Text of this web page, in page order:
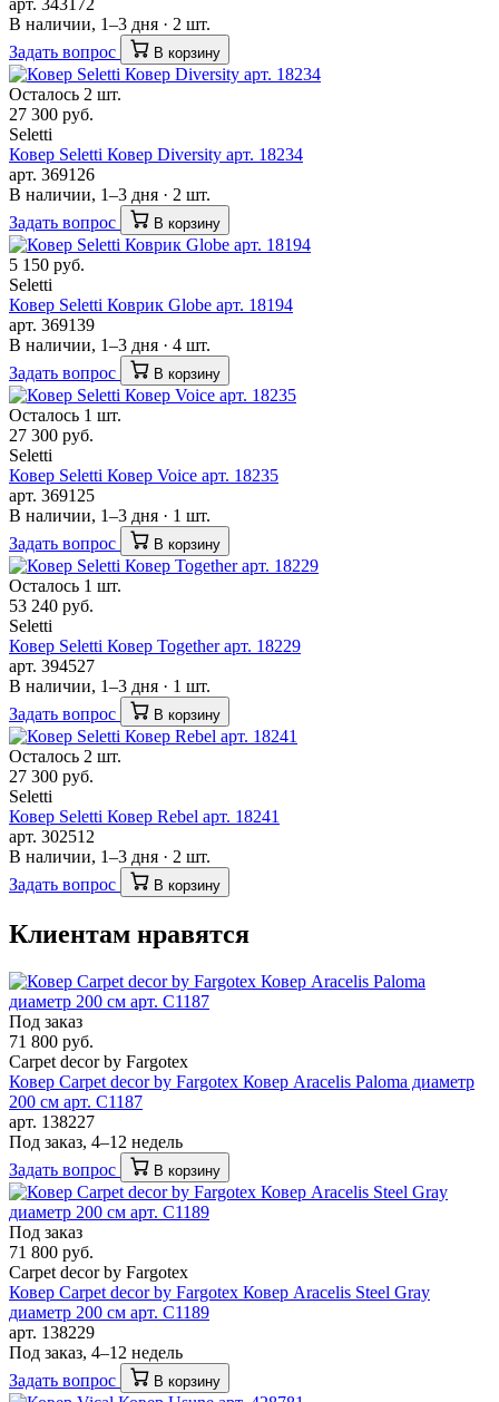
арт. 343172
В наличии, 1–3 дня · 2 шт.
Задать вопрос
В корзину
Осталось 2 шт.
27 300 руб.
Seletti
Ковер Seletti Ковер Diversity арт. 18234
арт. 369126
В наличии, 1–3 дня · 2 шт.
Задать вопрос
В корзину
5 150 руб.
Seletti
Ковер Seletti Коврик Globe арт. 18194
арт. 369139
В наличии, 1–3 дня · 4 шт.
Задать вопрос
В корзину
Осталось 1 шт.
27 300 руб.
Seletti
Ковер Seletti Ковер Voice арт. 18235
арт. 369125
В наличии, 1–3 дня · 1 шт.
Задать вопрос
В корзину
Осталось 1 шт.
53 240 руб.
Seletti
Ковер Seletti Ковер Together арт. 18229
арт. 394527
В наличии, 1–3 дня · 1 шт.
Задать вопрос
В корзину
Осталось 2 шт.
27 300 руб.
Seletti
Ковер Seletti Ковер Rebel арт. 18241
арт. 302512
В наличии, 1–3 дня · 2 шт.
Задать вопрос
В корзину
Клиентам нравятся
Под заказ
71 800 руб.
Carpet decor by Fargotex
Ковер Carpet decor by Fargotex Ковер Aracelis Paloma диаметр
200 см арт. C1187
арт. 138227
Под заказ, 4–12 недель
Задать вопрос
В корзину
Под заказ
71 800 руб.
Carpet decor by Fargotex
Ковер Carpet decor by Fargotex Ковер Aracelis Steel Gray
диаметр 200 см арт. C1189
арт. 138229
Под заказ, 4–12 недель
Задать вопрос
В корзину